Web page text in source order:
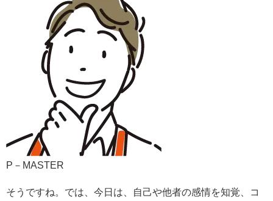
P－MASTER
そうですね。では、今日は、自己や他者の感情を知覚、コ